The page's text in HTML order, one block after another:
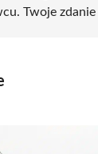
Twoje